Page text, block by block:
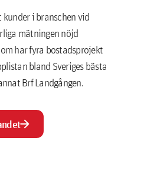
kunder i branschen vid
mätningen nöjd
har fyra bostadsprojekt
bland Sveriges bästa
Brf Landgången.
arrow_forward